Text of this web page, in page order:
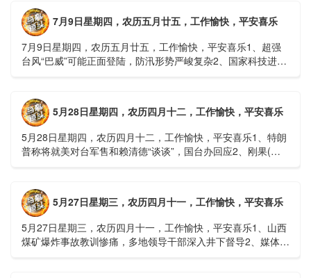
7月9日星期四，农历五月廿五，工作愉快，平安喜乐
7月9日星期四，农历五月廿五，工作愉快，平安喜乐1、超强
台风“巴威”可能正面登陆，防汛形势严峻复杂2、国家科技进步
5月28日星期四，农历四月十二，工作愉快，平安喜乐
5月28日星期四，农历四月十二，工作愉快，平安喜乐1、特朗
普称将就美对台军售和赖清德“谈谈”，国台办回应2、刚果(金)
5月27日星期三，农历四月十一，工作愉快，平安喜乐
5月27日星期三，农历四月十一，工作愉快，平安喜乐1、山西
煤矿爆炸事故教训惨痛，多地领导干部深入井下督导2、媒体：